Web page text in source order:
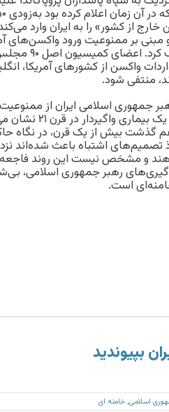
از کشور» را به ایران وارد
مبنی بر ممنوعیت ورود واکسن‌های
انگلیسی، روند ورود واکسن
واکسن از کشورهای آمریکا،
منتفی شود.
جمهوری اسلامی ایران از
واکسن به جیب زدند، نگاه توهم‌آمیز و
گذشت بیش از یک قرن، در نگاه
تصمیم‌های اشتباه باعث شده‌اند
و مشخص نیست این روند
رهبر جمهوری اسلامی،
است.
بپیوندید
اسلامی خامنه ای